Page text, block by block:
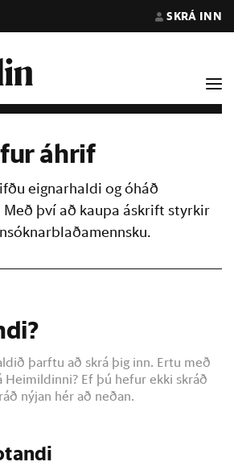
SKRÁ INN
áhrif
eignarhaldi og óháð
Með því að kaupa áskrift styrkir
þarftu að skrá þig inn. Ertu með
Heimildinni? Ef þú hefur ekki skráð
nýjan hér að neðan.